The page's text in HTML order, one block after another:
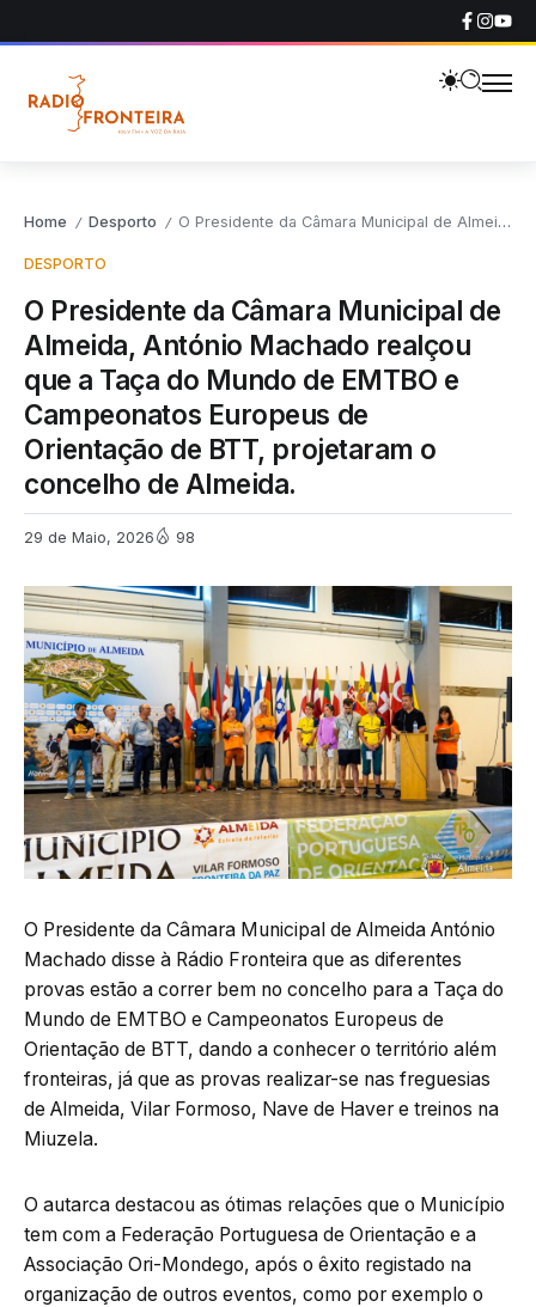
Home / Desporto / O Presidente da Câmara Municipal de Almeida, António Machado realçou que a Taça do Mundo de EMTBO e Campeonatos Europeus de Orientação de BTT, projetaram o concelho de Almeida.
DESPORTO
O Presidente da Câmara Municipal de
Almeida, António Machado realçou
que a Taça do Mundo de EMTBO e
Campeonatos Europeus de
Orientação de BTT, projetaram o
concelho de Almeida.
29 de Maio, 2026 98
O Presidente da Câmara Municipal de Almeida António
Machado disse à Rádio Fronteira que as diferentes
provas estão a correr bem no concelho para a Taça do
Mundo de EMTBO e Campeonatos Europeus de
Orientação de BTT, dando a conhecer o território além
fronteiras, já que as provas realizar-se nas freguesias
de Almeida, Vilar Formoso, Nave de Haver e treinos na
Miuzela.
O autarca destacou as ótimas relações que o Município
tem com a Federação Portuguesa de Orientação e a
Associação Ori-Mondego, após o êxito registado na
organização de outros eventos, como por exemplo o